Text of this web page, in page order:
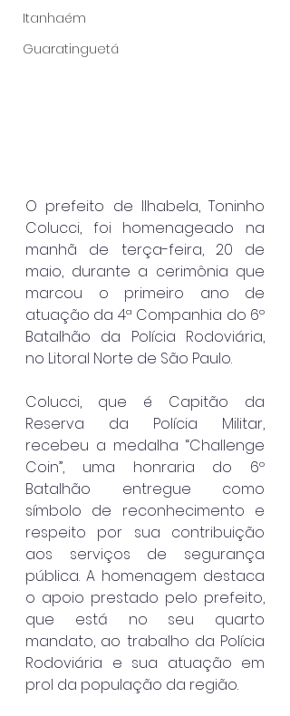
Itanhaém
Guaratinguetá
O prefeito de Ilhabela, Toninho
Colucci, foi homenageado na
manhã de terça-feira, 20 de
maio, durante a cerimônia que
marcou o primeiro ano de
atuação da 4ª Companhia do 6º
Batalhão da Polícia Rodoviária,
no Litoral Norte de São Paulo.
Colucci, que é Capitão da
Reserva da Polícia Militar,
recebeu a medalha “Challenge
Coin”, uma honraria do 6º
Batalhão entregue como
símbolo de reconhecimento e
respeito por sua contribuição
aos serviços de segurança
pública. A homenagem destaca
o apoio prestado pelo prefeito,
que está no seu quarto
mandato, ao trabalho da Polícia
Rodoviária e sua atuação em
prol da população da região.